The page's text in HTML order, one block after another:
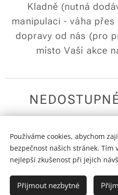
Kladně (nutná
manipulaci - váha přes
dopravy od nás (pro
místo Vaší akce
Používáme cookies, abychom
bezpečnost našich stránek. Tím
nejlepší zkušenost při jejich
Přijmout nezbytné